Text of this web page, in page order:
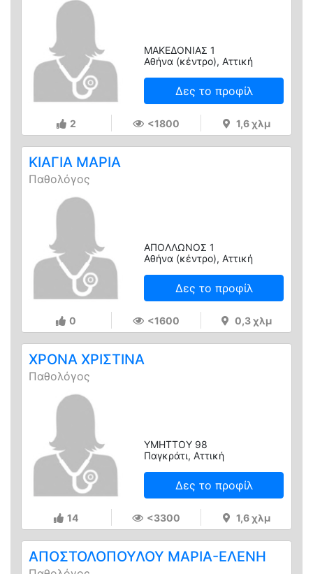
ΜΑΚΕΔΟΝΙΑΣ 1
Αθήνα (κέντρο), Αττική
Δες το προφίλ
2 <1800 1,6 χλμ
ΚΙΑΓΙΑ ΜΑΡΙΑ
Παθολόγος
ΑΠΟΛΛΩΝΟΣ 1
Αθήνα (κέντρο), Αττική
Δες το προφίλ
0 <1600 0,3 χλμ
ΧΡΟΝΑ ΧΡΙΣΤΙΝΑ
Παθολόγος
ΥΜΗΤΤΟΥ 98
Παγκράτι, Αττική
Δες το προφίλ
14 <3300 1,6 χλμ
ΑΠΟΣΤΟΛΟΠΟΥΛΟΥ ΜΑΡΙΑ-ΕΛΕΝΗ